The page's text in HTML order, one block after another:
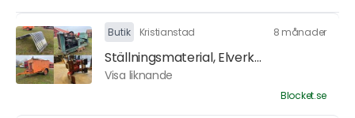
Butik Kristianstad 8 månader
Ställningsmaterial, Elverk...
Visa liknande
Blocket.se